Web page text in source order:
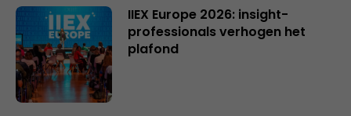
IIEX Europe 2026: insight-
professionals verhogen het
plafond